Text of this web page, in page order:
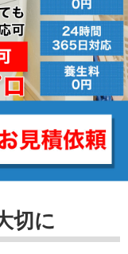
切に